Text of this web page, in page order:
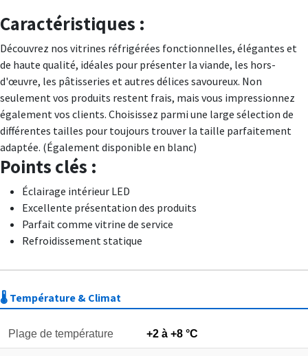
Caractéristiques :
Découvrez nos vitrines réfrigérées fonctionnelles, élégantes et
de haute qualité, idéales pour présenter la viande, les hors-
d'œuvre, les pâtisseries et autres délices savoureux. Non
seulement vos produits restent frais, mais vous impressionnez
également vos clients. Choisissez parmi une large sélection de
différentes tailles pour toujours trouver la taille parfaitement
adaptée. (Également disponible en blanc)
Points clés :
Éclairage intérieur LED
Excellente présentation des produits
Parfait comme vitrine de service
Refroidissement statique
🌡️ Température & Climat
Plage de température +2 à +8 °C